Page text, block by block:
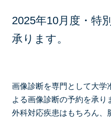
2025年10月度・特
承ります。
画像診断を専門として大学
よる画像診断の予約を承り
外科対応疾患はもちろん、